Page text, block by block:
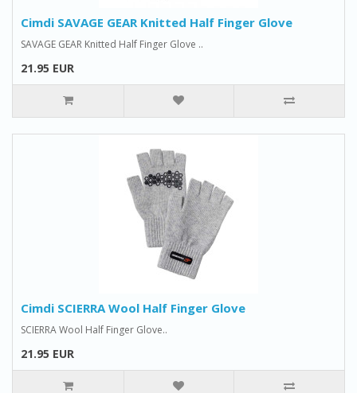
Cimdi SAVAGE GEAR Knitted Half Finger Glove
SAVAGE GEAR Knitted Half Finger Glove ..
21.95 EUR
Cimdi SCIERRA Wool Half Finger Glove
SCIERRA Wool Half Finger Glove..
21.95 EUR